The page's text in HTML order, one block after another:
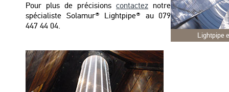
Lightpipe
Pour plus de précisions contactez notre
spécialiste Solamur® Lightpipe® au 079
447 44 04.